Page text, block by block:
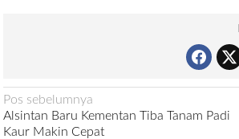
N
a
Pos sebelumnya
Alsintan Baru Kementan Tiba Tanam Padi
Kaur Makin Cepat